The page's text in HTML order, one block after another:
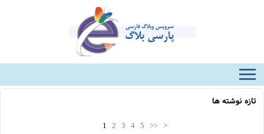
تازه نوشته ها
1 2 3 4 5 >>
>